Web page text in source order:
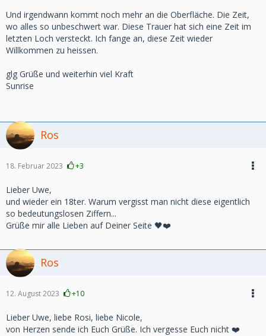
Und irgendwann kommt noch mehr an die Oberfläche. Die Zeit,
wo alles so unbeschwert war. Diese Trauer hat sich eine Zeit im
letzten Loch versteckt. Ich fange an, diese Zeit wieder
Willkommen zu heissen.
glg Grüße und weiterhin viel Kraft
Sunrise
Ros
18. Februar 2023 +3
Lieber Uwe,
und wieder ein 18ter. Warum vergisst man nicht diese eigentlich
so bedeutungslosen Ziffern...
Grüße mir alle Lieben auf Deiner Seite 🖤❤️
Ros
12. August 2023 +10
Lieber Uwe, liebe Rosi, liebe Nicole,
von Herzen sende ich Euch Grüße. Ich vergesse Euch nicht ❤️